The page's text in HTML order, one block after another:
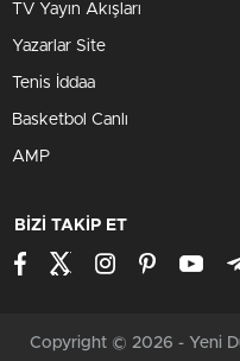
TV Yayın Akışları
Yazarlar Site
Tenis İddaa
Basketbol Canlı
AMP
BİZİ TAKİP ET
Copyright © 2026 - Yeni